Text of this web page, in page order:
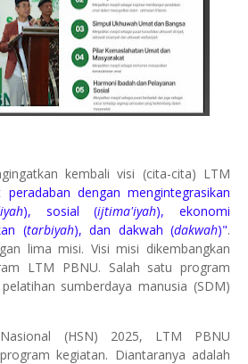
kembali visi (cita-cita) LTM
dengan mengintegrasikan
), sosial (ijtima'iyah), ekonomi
(tarbiyah), dan dakwah (dakwah)".
lima misi. Visi misi dikembangkan
LTM PBNU. Salah satu program
sumberdaya manusia (SDM)
(HSN) 2025, LTM PBNU
kegiatan. Diantaranya adalah